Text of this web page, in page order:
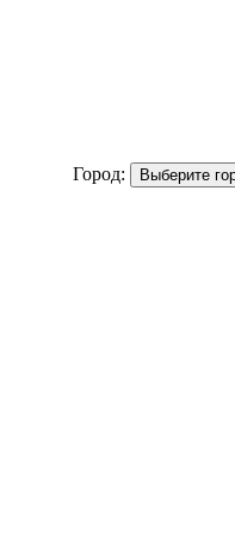
Город: Выберите